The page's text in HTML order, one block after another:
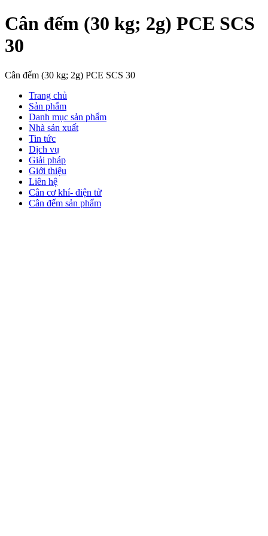
Cân đếm (30 kg; 2g) PCE SCS
30
Cân đếm (30 kg; 2g) PCE SCS 30
Trang chủ
Sản phẩm
Danh mục sản phẩm
Nhà sản xuất
Tin tức
Dịch vụ
Giải pháp
Giới thiệu
Liên hệ
Cân cơ khí- điện tử
Cân đếm sản phẩm